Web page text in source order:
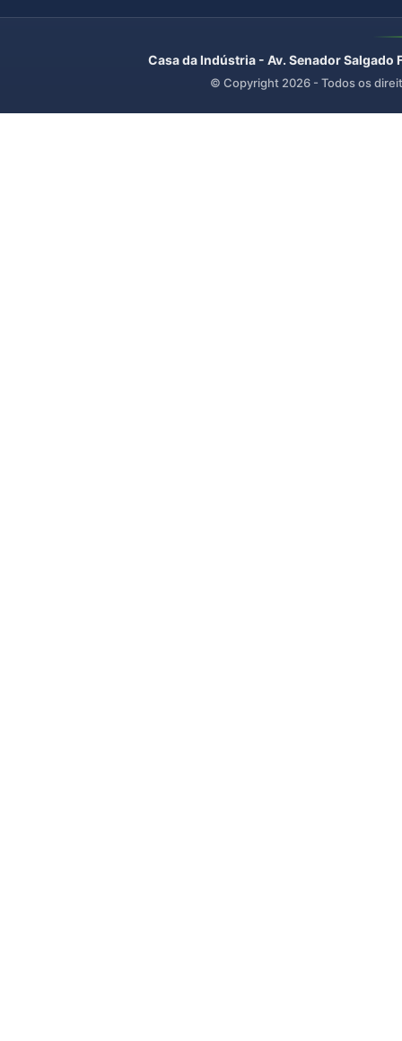
Casa da Indústria - Av. Senador
© Copyright 2026 - Todos os